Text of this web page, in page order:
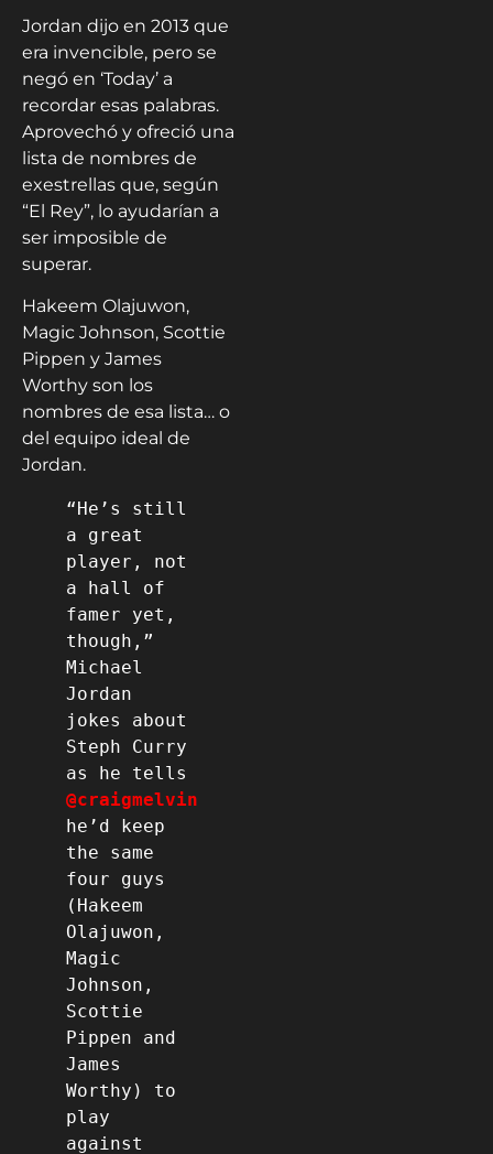
Jordan dijo en 2013 que
era invencible, pero se
negó en ‘Today’ a
recordar esas palabras.
Aprovechó y ofreció una
lista de nombres de
exestrellas que, según
“El Rey”, lo ayudarían a
ser imposible de
superar.
Hakeem Olajuwon,
Magic Johnson, Scottie
Pippen y James
Worthy son los
nombres de esa lista… o
del equipo ideal de
Jordan.
“He’s still
a great
player, not
a hall of
famer yet,
though,”
Michael
Jordan
jokes about
Steph Curry
@craigmelvin
he’d keep
the same
four guys
(Hakeem
Olajuwon,
Magic
Johnson,
Scottie
Pippen and
James
Worthy) to
play
against